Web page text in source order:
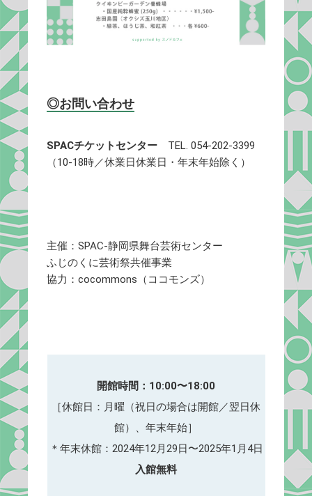
◎お問い合わせ
SPACチケットセンター TEL. 054-202-3399
（10-18時／休業日休業日・年末年始除く）
主催：SPAC-静岡県舞台芸術センター
ふじのくに芸術祭共催事業
協力：cocommons（ココモンズ）
開館時間：10:00〜18:00
［休館日：月曜（祝日の場合は開館／翌日休
館）、年末年始］
＊年末休館：2024年12月29日〜2025年1月4日
入館無料